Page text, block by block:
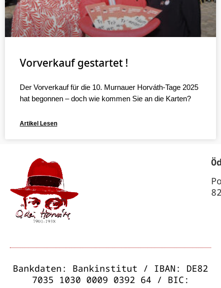
Vorverkauf gestartet !
Der Vorverkauf für die 10. Murnauer Horváth-Tage 2025
hat begonnen – doch wie kommen Sie an die Karten?
Artikel Lesen
Bankdaten: Bankinstitut / IBAN: DE82
7035 1030 0009 0392 64 / BIC: